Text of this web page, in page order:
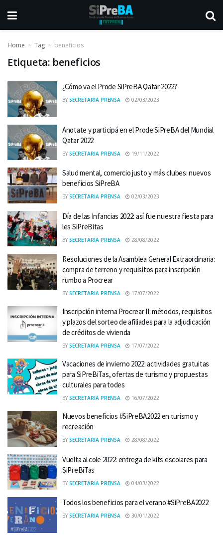
Home Tag beneficios
Etiqueta: beneficios
¿Cómo va el Prode SiPreBA Qatar 2022?
BY SECRETARIA PRENSA 02/03/2023
Anotate y participá en el Prode SiPreBA del Mundial
Qatar 2022
BY SECRETARIA PRENSA 19/11/2022
Salud mental, comercio justo y más clubes: nuevos
beneficios SiPreBA
BY SECRETARIA PRENSA 02/03/2023
Día de las Infancias 2022: así fue nuestra fiesta para
les SiPreBitas
BY SECRETARIA PRENSA 28/08/2022
Resoluciones de la Asamblea General Extraordinaria:
compra de terreno y requisitos para inscripción
rumbo a Procrear
BY SECRETARIA PRENSA 17/07/2022
Inscripción interna Procrear II: métodos, requisitos
y plazos del sorteo de afiliades para la adjudicación
de créditos de vivienda
BY SECRETARIA PRENSA 17/07/2022
Vacaciones de invierno 2022: actividades gratuitas
para SiPreBiTas, ofertas de turismo y propuestas
culturales para todes
BY SECRETARIA PRENSA 16/07/2022
Nuevos beneficios #SiPreBA2022 en turismo y
recreación
BY SECRETARIA PRENSA 28/08/2022
Vuelta al cole 2022: entrega de kits escolares para
SiPreBiTas
BY SECRETARIA PRENSA 04/03/2022
Todos los beneficios para el verano #SiPreBA2022
BY SECRETARIA PRENSA 30/01/2022